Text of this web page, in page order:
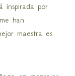
inspirada por
han
maestra es